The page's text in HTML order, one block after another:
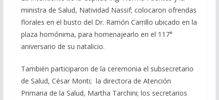
ministra de Salud, Natividad Nassif; colocaron ofrendas
florales en el busto del Dr. Ramón Carrillo ubicado en la
plaza homónima, para homenajearlo en el 117°
aniversario de su natalicio.
También participaron de la ceremonia el subsecretario
de Salud, César Monti; la directora de Atención
Primaria de la Salud, Martha Tarchini; los secretarios